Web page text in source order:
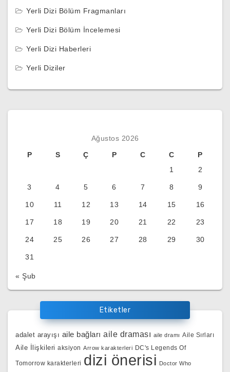
Yerli Dizi Bölüm Fragmanları
Yerli Dizi Bölüm İncelemesi
Yerli Dizi Haberleri
Yerli Diziler
Ağustos 2026
P
S Ç P C C
P
1
2
3 4 5 6 7 8 9
10 11 12 13 14 15 16
17 18 19 20 21 22 23
24 25 26 27 28 29 30
31
« Şub
Etiketler
adalet arayışı aile bağları aile draması aile dramı Aile Sırları
Aile İlişkileri aksiyon Arrow karakterleri DC's Legends Of
Tomorrow karakterleri dizi önerisi Doctor Who